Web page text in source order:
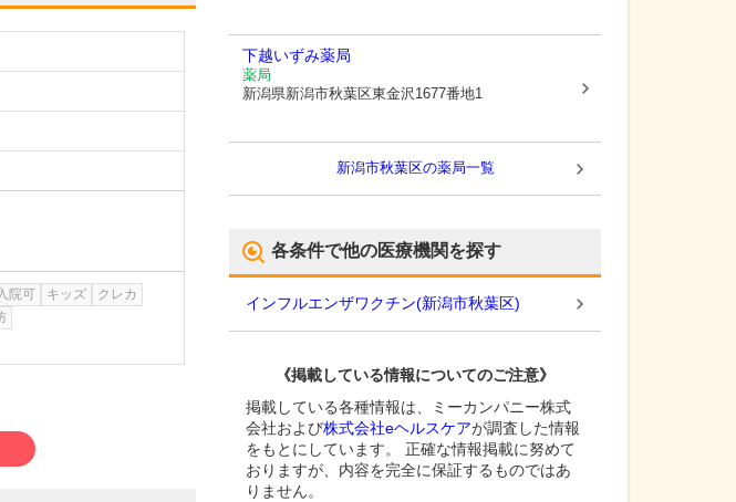
院可 キッズ
クレカ
下越いずみ薬局
薬局
新潟県新潟市秋葉区東金沢1677番地1
新潟市秋葉区の薬局一覧
各条件で他の医療機関を探す
インフルエンザワクチン(新潟市秋葉区)
《掲載している情報についてのご注意》
掲載している各種情報は、ミーカンパニー株式
会社および株式会社eヘルスケアが調査した情報
をもとにしています。 正確な情報掲載に努めて
おりますが、内容を完全に保証するものではあ
りません。